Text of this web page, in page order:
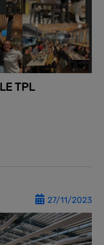
TPL
27/11/2023